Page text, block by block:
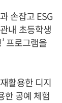
손잡고 ESG
내 초등학생
프로그램을
활용한 디지
한 공예 체험